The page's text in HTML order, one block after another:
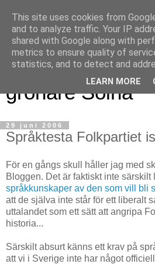
Magnus blogg -
grönare Solna
29 juni 2006
Språktesta Folkpartiet
För en gångs skull håller jag med
Bloggen. Det är faktiskt inte särskilt
språkkunskaper av den som vill bli
att de själva inte står för ett liberalt
uttalandet som ett sätt att angripa
historia...
Särskilt absurt känns ett krav på
att vi i Sverige inte har något
This site uses cookies from
and to analyze traffic. Your IP
shared with Google along with
metrics to ensure quality of
statistics, and to detect and
LEARN MORE